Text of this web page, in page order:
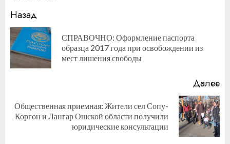
Продолжить
чтение
Назад
СПРАВОЧНО: Оформление паспорта
образца 2017 года при освобождении из
мест лишения свободы
Далее
Следующая
Общественная приемная: Жители сел Сопу-
Коргон и Лангар Ошской области получили
юридические консультации